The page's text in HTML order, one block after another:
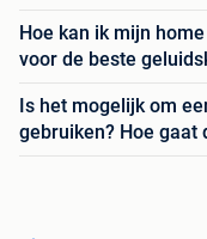
Hoe kan ik mijn
voor de beste
Is het mogelijk om
gebruiken? Hoe gaat